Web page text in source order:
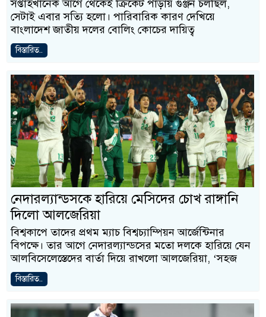
সপ্তাহখানেক আগে থেকেই ক্রিকেট পাড়ায় গুঞ্জন চলছিল,
সেটাই এবার সত্যি হলো। পারিবারিক কারণ দেখিয়ে
বাংলাদেশ জাতীয় দলের বোলিং কোচের দায়িত্ব
বিস্তারিত..
নেদারল্যান্ডসকে হারিয়ে মেসিদের চোখ রাঙ্গানি
দিলো আলজেরিয়া
বিশ্বকাপে তাদের প্রথম ম্যাচ বিশ্বচ্যাম্পিয়ন আর্জেন্টিনার
বিপক্ষে। তার আগে নেদারল্যান্ডসের মতো দলকে হারিয়ে যেন
আলবিসেলেস্তেদের বার্তা দিয়ে রাখলো আলজেরিয়া, ‘সহজ
বিস্তারিত..